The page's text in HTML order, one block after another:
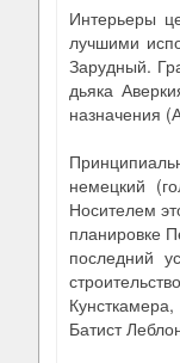
Интерьеры
лучшими
Зарудный.
дьяка
назначения
немецкий
Носителем
планировке
последний
Батист